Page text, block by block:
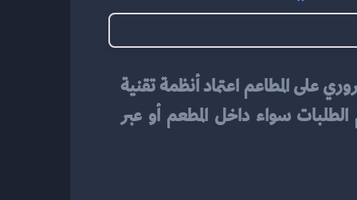
يعتبر حلاً مثاليًا لإدارة وتنظيم الطلبات سواء داخل المطعم أو عبر